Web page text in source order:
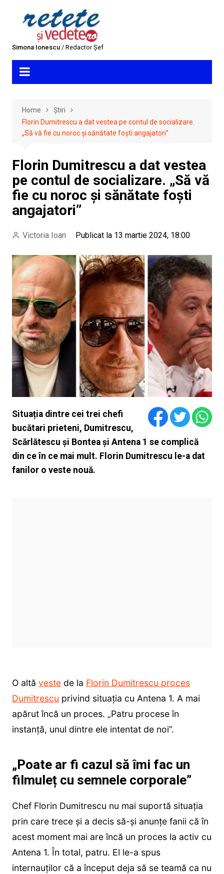
Simona Ionescu/ Redactor Șef
Home
Știri
Florin Dumitrescu a dat vestea pe contul de socializare.
„Să vă fie cu noroc și sănătate foști angajatori”
Florin Dumitrescu a dat vestea
pe contul de socializare. „Să vă
fie cu noroc și sănătate foști
angajatori”
Victoria Ioan Publicat la 13 martie 2024, 18:00
Situația dintre cei trei chefi
bucătari prieteni, Dumitrescu,
Scărlătescu și Bontea și Antena 1 se complică
din ce în ce mai mult. Florin Dumitrescu le-a dat
fanilor o veste nouă.
O altă vestede la Florin Dumitrescu proces
Dumitrescu privind situația cu Antena 1. A mai
apărut încă un proces. „Patru procese în
instanță, unul dintre ele intentat de noi”.
„Poate ar fi cazul să îmi fac un
filmuleț cu semnele corporale”
Chef Florin Dumitrescu nu mai suportă situația
prin care trece și a decis să-și anunțe fanii că în
acest moment mai are încă un proces la activ cu
Antena 1. În total, patru. El le-a spus
internauților că a început deja să se teamă ca nu